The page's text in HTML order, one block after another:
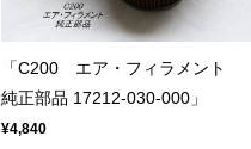
「C200 エア・フィラメント
純正部品 17212-030-000」
¥4,840